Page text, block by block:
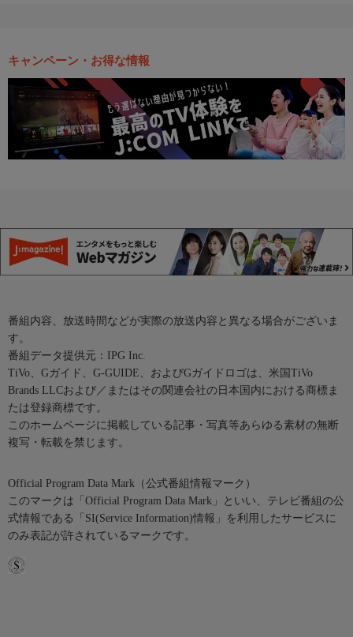
キャンペーン・お得な情報
番組内容、放送時間などが実際の放送内容と異なる場合がございま
す。
番組データ提供元：IPG Inc.
TiVo、Gガイド、G-GUIDE、およびGガイドロゴは、米国TiVo
Brands LLCおよび／またはその関連会社の日本国内における商標ま
たは登録商標です。
このホームページに掲載している記事・写真等あらゆる素材の無断
複写・転載を禁じます。
Official Program Data Mark（公式番組情報マーク）
このマークは「Official Program Data Mark」といい、テレビ番組の公
式情報である「SI(Service Information)情報」を利用したサービスに
のみ表記が許されているマークです。